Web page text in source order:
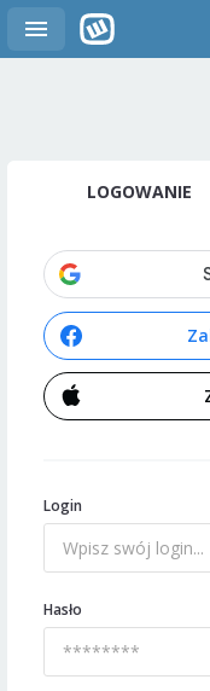
LOGOWANIE
Login
Hasło